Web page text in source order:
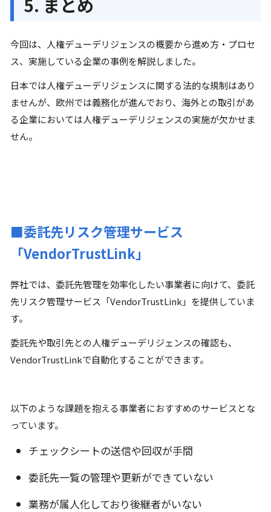
5. まとめ
今回は、人権デューデリジェンスの概要から進め方・プロセ
ス、実施している企業の事例を解説しました。
日本では人権デューデリジェンスに関する法的な規制はあり
ませんが、欧州では義務化が進んでおり、海外との取引があ
る企業においては人権デューデリジェンスの実施が欠かせま
せん。
■委託先リスク管理サービス
「VendorTrustLink」
弊社では、委託先管理を効率化したい事業者に向けて、委託
先リスク管理サービス「VendorTrustLink」を提供していま
す。
委託先や取引先との人権デューデリジェンスの確認も、
VendorTrustLinkで自動化することができます。
以下のような課題を抱える事業者におすすめのサービスとな
っています。
チェックシートの送信や回収が手間
委託先一覧の管理や更新ができていない
業務が属人化しており後継者がいない